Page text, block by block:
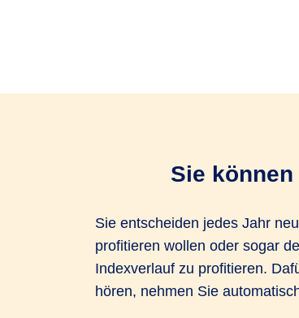
Sie
Sie entscheiden jedes Jahr
profitieren wollen oder sogar
Indexverlauf zu profitieren.
hören, nehmen Sie